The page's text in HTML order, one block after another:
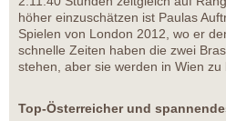
höher einzuschätzen ist Paulas
Spielen von London 2012, wo er
schnelle Zeiten haben die zwei
stehen, aber sie werden in Wien zu
Top-Österreicher und